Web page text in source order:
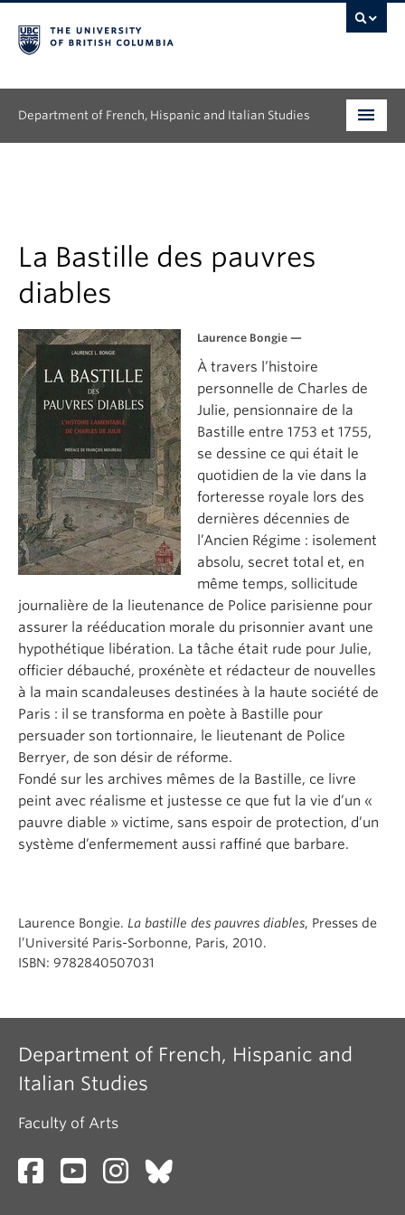
Department of French, Hispanic and Italian Studies
Continuing Education
People
Research
News & Events
About
La Bastille des pauvres
diables
Laurence Bongie —
À travers l’histoire
personnelle de Charles de
Julie, pensionnaire de la
Bastille entre 1753 et 1755,
se dessine ce qui était le
quotidien de la vie dans la
forteresse royale lors des
dernières décennies de
l’Ancien Régime : isolement
absolu, secret total et, en
même temps, sollicitude
journalière de la lieutenance de Police parisienne pour
assurer la rééducation morale du prisonnier avant une
hypothétique libération. La tâche était rude pour Julie,
officier débauché, proxénète et rédacteur de nouvelles
à la main scandaleuses destinées à la haute société de
Paris : il se transforma en poète à Bastille pour
persuader son tortionnaire, le lieutenant de Police
Berryer, de son désir de réforme.
Fondé sur les archives mêmes de la Bastille, ce livre
peint avec réalisme et justesse ce que fut la vie d’un «
pauvre diable » victime, sans espoir de protection, d’un
système d’enfermement aussi raffiné que barbare.
Laurence Bongie. La bastille des pauvres diables, Presses de
l’Université Paris-Sorbonne, Paris, 2010.
ISBN: 9782840507031
Department of French, Hispanic and
Italian Studies
Faculty of Arts